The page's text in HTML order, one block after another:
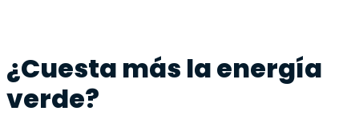
¿Cuesta más la energía
verde?